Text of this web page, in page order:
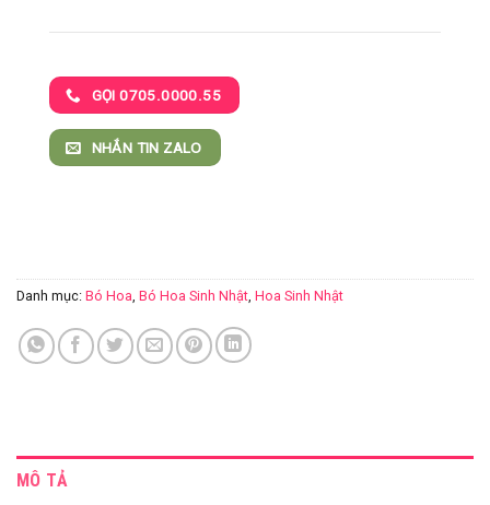
GỌI 0705.0000.55
NHẮN TIN ZALO
Danh mục: Bó Hoa, Bó Hoa Sinh Nhật, Hoa Sinh Nhật
MÔ TẢ